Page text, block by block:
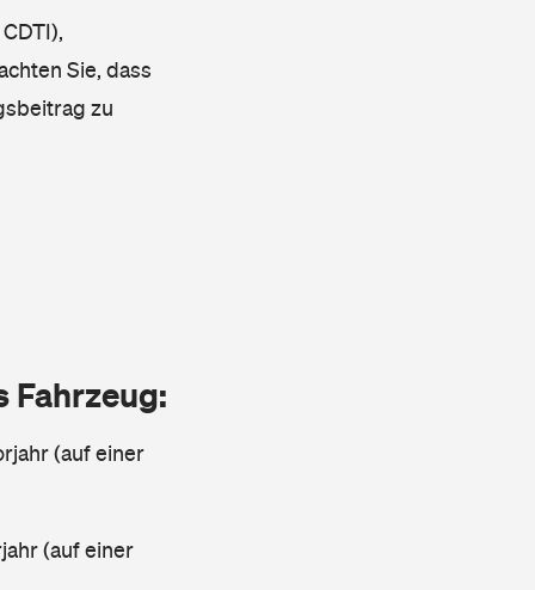
Sie, dass
zu
Fahrzeug:
(auf einer
(auf einer